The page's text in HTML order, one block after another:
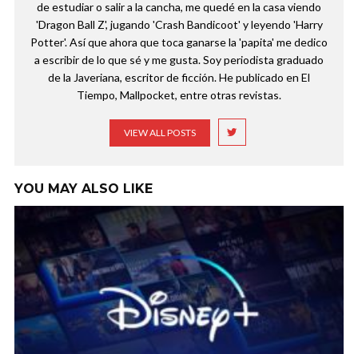
de estudiar o salir a la cancha, me quedé en la casa viendo
'Dragon Ball Z', jugando 'Crash Bandicoot' y leyendo 'Harry
Potter'. Así que ahora que toca ganarse la 'papita' me dedico
a escribir de lo que sé y me gusta. Soy periodista graduado
de la Javeriana, escritor de ficción. He publicado en El
Tiempo, Mallpocket, entre otras revistas.
VIEW ALL POSTS
YOU MAY ALSO LIKE